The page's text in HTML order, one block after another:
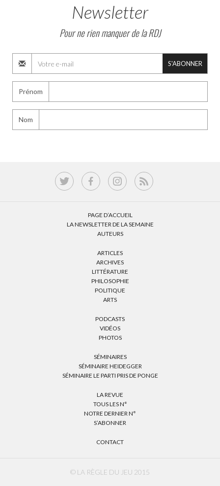
Newsletter
Pour ne rien manquer de la RDJ
S'ABONNER
Prénom
Nom
PAGE D’ACCUEIL
LA NEWSLETTER DE LA SEMAINE
AUTEURS
ARTICLES
ARCHIVES
LITTÉRATURE
PHILOSOPHIE
POLITIQUE
ARTS
PODCASTS
VIDÉOS
PHOTOS
SÉMINAIRES
SÉMINAIRE HEIDEGGER
SÉMINAIRE LE PARTI PRIS DE PONGE
LA REVUE
TOUS LES N°
NOTRE DERNIER N°
S’ABONNER
CONTACT
© LA RÈGLE DU JEU 2015